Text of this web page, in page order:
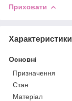
Приховати
Характеристики
Основні
Призначення
Стан
Матеріал